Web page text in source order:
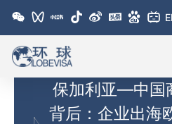
保加利亚—中国
背后：企业出海